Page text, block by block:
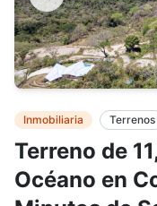
Terreno de
Océano en
Inmobiliaria Terrenos